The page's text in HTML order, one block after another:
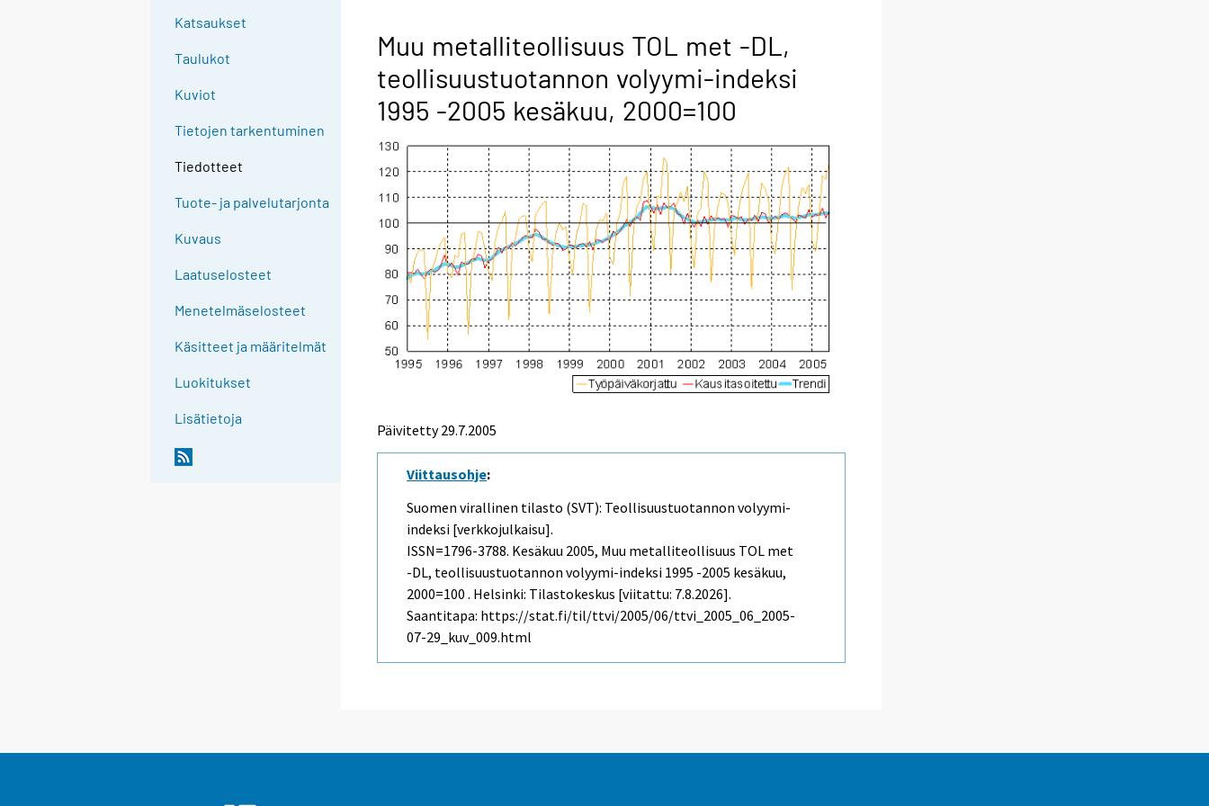
Katsaukset
Taulukot
Kuviot
Tietojen tarkentuminen
Tiedotteet
Tuote- ja palvelutarjonta
Kuvaus
Laatuselosteet
Menetelmäselosteet
Käsitteet ja määritelmät
Luokitukset
Lisätietoja
Muu metalliteollisuus TOL met -DL,
teollisuustuotannon volyymi-indeksi
1995 -2005 kesäkuu, 2000=100
Päivitetty29.7.2005
Viittausohje:
Suomen virallinen tilasto (SVT): Teollisuustuotannon volyymi-
indeksi [verkkojulkaisu].
ISSN=1796-3788. Kesäkuu 2005, Muu metalliteollisuus TOL met
-DL, teollisuustuotannon volyymi-indeksi 1995 -2005 kesäkuu,
2000=100 . Helsinki: Tilastokeskus [viitattu: 7.8.2026].
Saantitapa: https://stat.fi/til/ttvi/2005/06/ttvi_2005_06_2005-
07-29_kuv_009.html